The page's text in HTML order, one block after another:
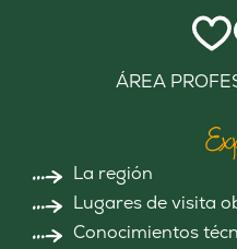
ÁREA
La región
Lugares de visita
Conocimientos